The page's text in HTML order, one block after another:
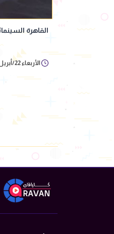
القاهرة
الأربعاء 22/أبريل/2026 - 05:14 م